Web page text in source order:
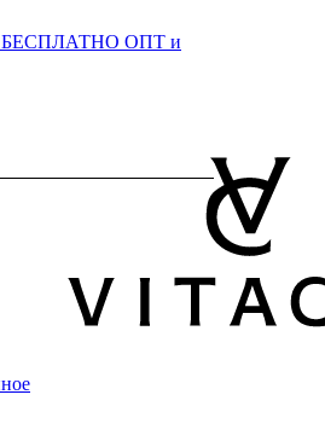
БЕСПЛАТНО ОПТ и